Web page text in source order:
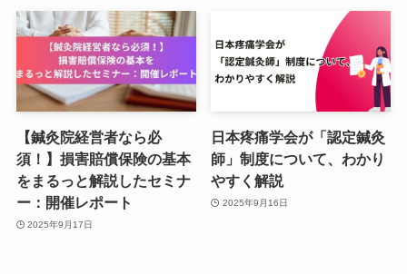
【鍼灸院経営者なら必
須！】損害賠償保険の基本
をまるっと解説したセミナ
ー：開催レポート
2025年9月17日
日本疼痛学会が「認定鍼灸
師」制度について、わかり
やすく解説
2025年9月16日